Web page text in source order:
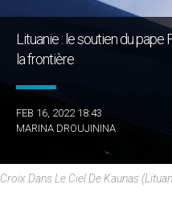
Lituanie : le soutien du
la frontière
FEB 16, 2022 18:43
MARINA DROUJININA
Croix Dans Le Ciel De Kaunas